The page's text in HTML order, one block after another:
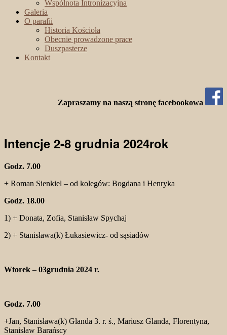
Wspólnota Intronizacyjna
Galeria
O parafii
Historia Kościoła
Obecnie prowadzone prace
Duszpasterze
Kontakt
Zapraszamy na naszą stronę facebookowa
Intencje 2-8 grudnia 2024rok
Godz. 7.00
+ Roman Sienkiel – od kolegów: Bogdana i Henryka
Godz. 18.00
1) + Donata, Zofia, Stanisław Spychaj
2) + Stanisława(k) Łukasiewicz- od sąsiadów
Wtorek – 03grudnia 2024 r.
Godz. 7.00
+Jan, Stanisława(k) Glanda 3. r. ś., Mariusz Glanda, Florentyna,
Stanisław Barańscy